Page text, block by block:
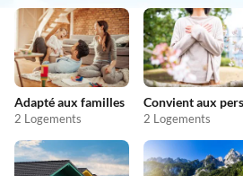
Adapté aux familles
2 Logements 2 Logements